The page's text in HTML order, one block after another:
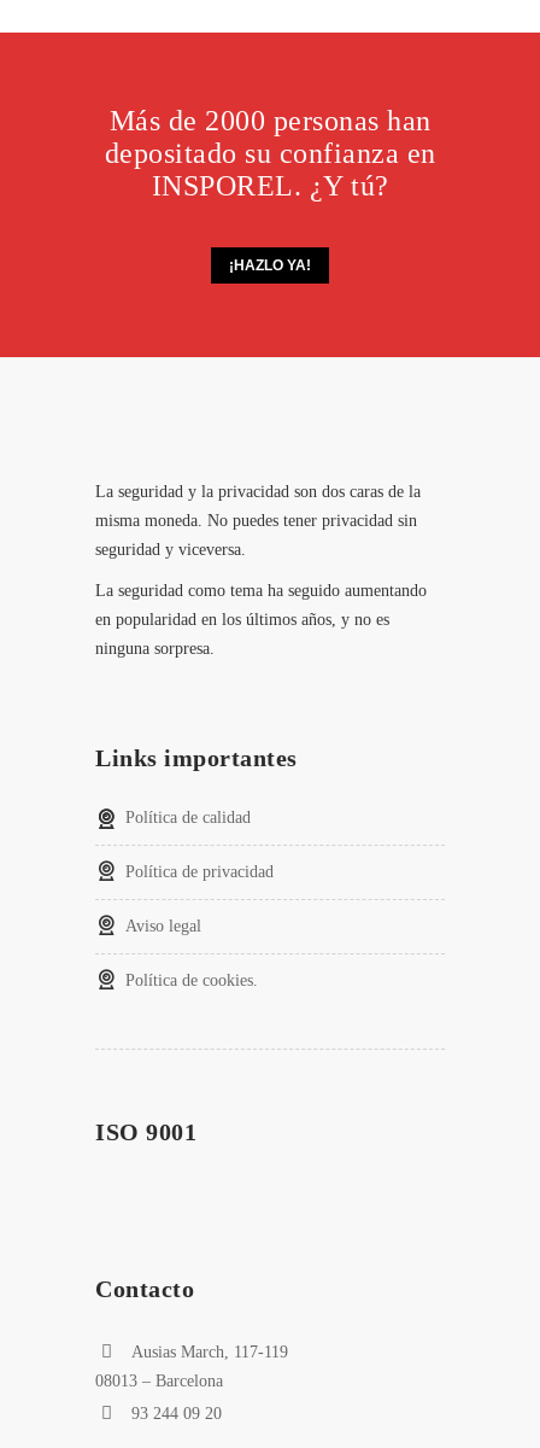
Más de 2000 personas han
depositado su confianza en
INSPOREL. ¿Y tú?
¡HAZLO YA!
La seguridad y la privacidad son dos caras de la
misma moneda. No puedes tener privacidad sin
seguridad y viceversa.
La seguridad como tema ha seguido aumentando
en popularidad en los últimos años, y no es
ninguna sorpresa.
Links importantes
Política de calidad
Política de privacidad
Aviso legal
Política de cookies.
ISO 9001
Contacto
Ausias March, 117-119
08013 – Barcelona
93 244 09 20